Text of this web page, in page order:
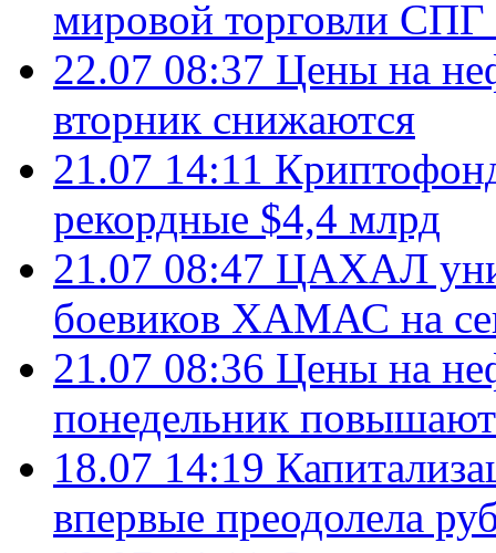
мировой торговли СПГ
22.07 08:37 Цены на
вторник снижаются
21.07 14:11
рекордные $4,4 млрд
21.07 08:47 ЦАХАЛ
боевиков ХАМАС на
21.07 08:36 Цены на
понедельник
18.07 14:19
впервые преодолела